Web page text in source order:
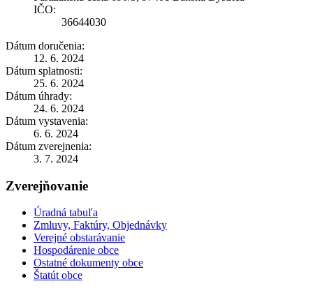
IČO:
36644030
Dátum doručenia:
12. 6. 2024
Dátum splatnosti:
25. 6. 2024
Dátum úhrady:
24. 6. 2024
Dátum vystavenia:
6. 6. 2024
Dátum zverejnenia:
3. 7. 2024
Zverejňovanie
Úradná tabuľa
Zmluvy, Faktúry, Objednávky
Verejné obstarávanie
Hospodárenie obce
Ostatné dokumenty obce
Štatút obce